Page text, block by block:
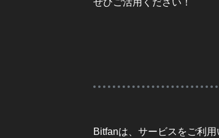
ぜひご活用ください！
Bitfanは、サービスをご利